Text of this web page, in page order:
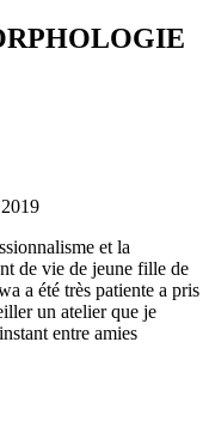
et la
de vie de jeune fille de
a été très patiente a pris
un atelier que je
entre amies